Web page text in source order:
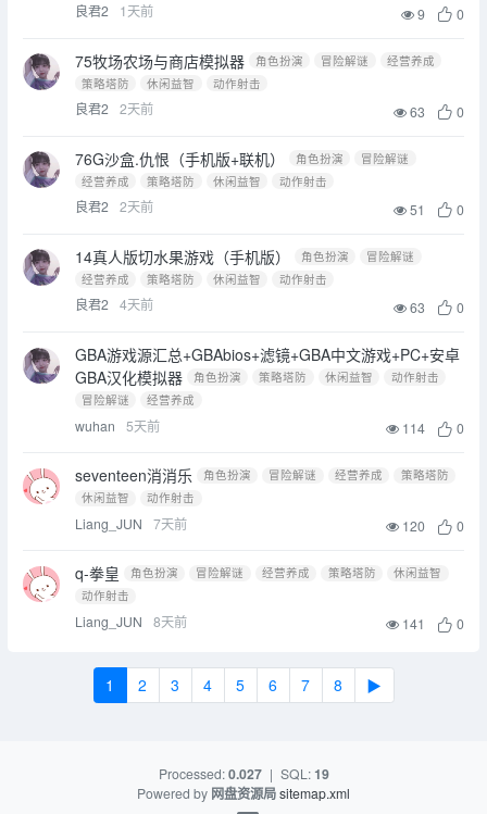
良君2 1天前 9 0
75牧场农场与商店模拟器 角色扮演 冒险解谜
经营养成
策略塔防
休闲益智 动作射击
良君2 2天前 63 0
76G沙盒.仇恨（手机版+联机） 角色扮演
冒险解谜
经营养成
策略塔防 休闲益智 动作射击
良君2 2天前 51 0
14真人版切水果游戏（手机版） 角色扮演
冒险解谜
经营养成
策略塔防 休闲益智 动作射击
良君2 4天前 63 0
GBA游戏源汇总+GBAbios+滤镜+GBA中文游戏+PC+安卓
GBA汉化模拟器
角色扮演 策略塔防 休闲益智
动作射击
冒险解谜
经营养成
wuhan 5天前 114 0
seventeen消消乐 角色扮演 冒险解谜 经营养成
策略塔防
休闲益智
动作射击
Liang_JUN 7天前 120 0
q-拳皇 角色扮演 冒险解谜 经营养成 策略塔防
休闲益智
动作射击
Liang_JUN 8天前 141 0
1 2 3 4 5 6 7 8 ▶
Processed:0.027 | SQL:19
Powered by 网盘资源局sitemap.xml